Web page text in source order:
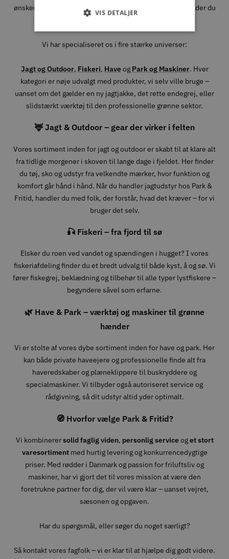
ønsker at holde haven og maskinparken i topform – så finder du
udstyret, rådgivningen og kvaliteten hos os.
Vi har specialiseret os i fire stærke universer:
Jagt og Outdoor, Fiskeri, Haveog Park og Maskiner. Hver
kategori er nøje udvalgt med produkter, vi selv ville bruge –
uanset om det gælder en ny jagtjakke, det rette endegrej, eller
slidstærkt værktøj til den professionelle grønne sektor.
🦌 Jagt & Outdoor – gear der virker i felten
Vores sortiment inden for jagt og outdoor er skabt til at klare alt
fra tidlige morgener i skoven til lange dage i fjeldet. Her finder
du tøj, sko og udstyr fra velkendte mærker, hvor funktion og
komfort går hånd i hånd. Når du handler jagtudstyr hos Park &
Fritid, handler du med folk, der forstår, hvad det kræver – for vi
bruger det selv.
🎣 Fiskeri – fra fjord til sø
Elsker du roen ved vandet og spændingen i hugget? I vores
fiskeriafdeling finder du et bredt udvalg til både kyst, å og sø. Vi
fører fiskegrej, beklædning og tilbehør til alle typer lystfiskere –
begyndere såvel som erfarne.
🌿 Have & Park – værktøj og maskiner til grønne
hænder
Vi er stolte af vores dybe sortiment inden for have og park. Her
kan både private haveejere og professionelle finde alt fra
haveredskaber og plæneklippere til buskryddere og
specialmaskiner. Vi tilbyder også autoriseret service og
rådgivning, så dit udstyr altid yder optimalt.
🧭 Hvorfor vælge Park & Fritid?
Vi kombinerersolid faglig viden, personlig serviceoget stort
varesortimentmed hurtig levering og konkurrencedygtige
priser. Med rødder i Danmark og passion for friluftsliv og
maskiner, har vi gjort det til vores mission at være den
foretrukne partner for dig, der vil være klar – uanset vejret,
sæsonen og opgaven.
Har du spørgsmål, eller søger du noget særligt?
Så kontakt vores fagfolk – vi er klar til at hjælpe dig godt videre.
VIS DETALJER